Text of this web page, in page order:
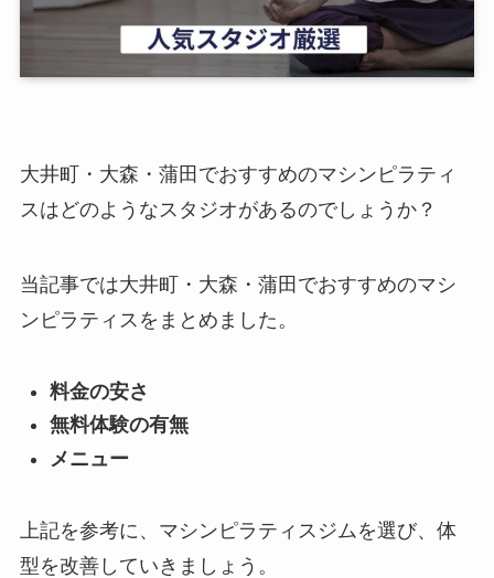
大井町・大森・蒲田でおすすめのマシンピラティ
スはどのようなスタジオがあるのでしょうか？
当記事では大井町・大森・蒲田でおすすめのマシ
ンピラティスをまとめました。
料金の安さ
無料体験の有無
メニュー
上記を参考に、マシンピラティスジムを選び、体
型を改善していきましょう。